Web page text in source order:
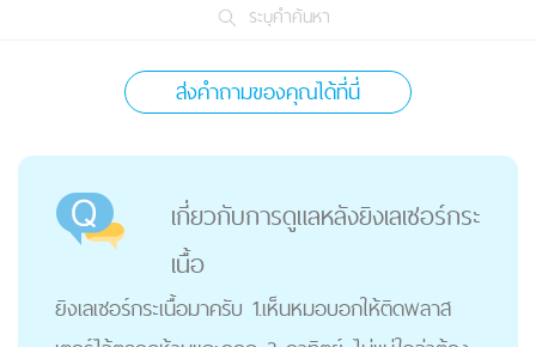
ระบุคำค้นหา
ส่งคำถามของคุณได้ที่นี่
เกี่ยวกับการดูแลหลังยิงเลเซอร์กระ
เนื้อ
ยิงเลเซอร์กระเนื้อมาครับ 1.เห็นหมอบอกให้ติดพลาส